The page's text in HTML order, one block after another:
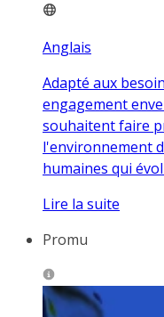
Anglais
Adapté aux
engagement
souhaitent faire
l'environnement
humaines qui
Lire la suite
Promu